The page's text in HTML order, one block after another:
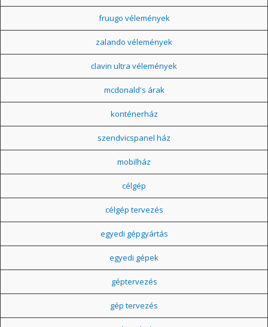
fruugo vélemények
zalando vélemények
clavin ultra vélemények
mcdonald's árak
konténerház
szendvicspanel ház
mobilház
célgép
célgép tervezés
egyedi gépgyártás
egyedi gépek
géptervezés
gép tervezés